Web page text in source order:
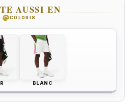
AUSSI EN
paletteCOLORIS
BLANC